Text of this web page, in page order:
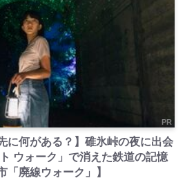
PR
に何がある？】碓氷峠の夜に出会
ウォーク」で消えた鉄道の記憶
「廃線ウォーク」】